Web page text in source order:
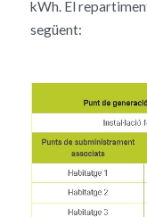
kWh. El
següent: